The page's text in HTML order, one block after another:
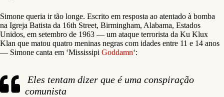
Simone queria ir tão longe. Escrito em resposta ao atentado à bomba
na Igreja Batista da 16th Street, Birmingham, Alabama, Estados
Unidos, em setembro de 1963 — um ataque terrorista da Ku Klux
Klan que matou quatro meninas negras com idades entre 11 e 14 anos
— Simone canta em ‘Mississipi Goddamn‘:
Eles tentam dizer que é uma conspiração
comunista